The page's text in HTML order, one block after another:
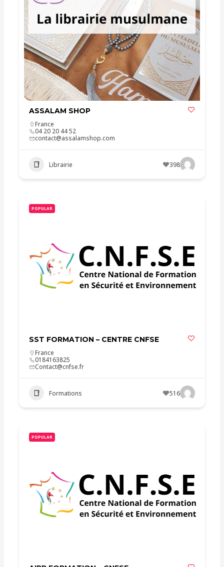
ASSALAM SHOP
France
04 20 20 44 52
contact@assalamshop.com
Librairie 398
POPULAR
SST FORMATION – CENTRE CNFSE
France
0184163825
Contact@cnfse.fr
Formations 516
POPULAR